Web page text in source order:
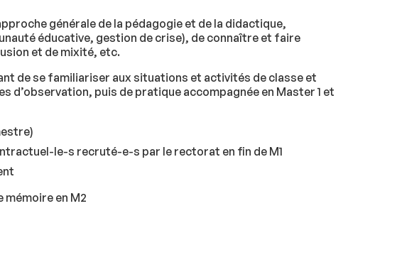
générale de la pédagogie et de la didactique,
éducative, gestion de crise), de connaître et faire
et de mixité, etc.
de se familiariser aux situations et activités de classe et
puis de pratique accompagnée en Master 1 et
le-s recruté-e-s par le rectorat en fin de M1
mémoire en M2